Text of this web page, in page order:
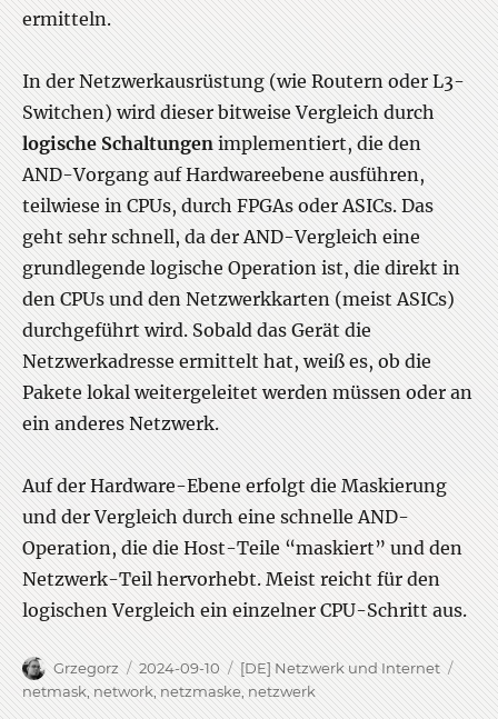
ermitteln.
In der Netzwerkausrüstung (wie Routern oder L3-
Switchen) wird dieser bitweise Vergleich durch
logische Schaltungenimplementiert, die den
AND-Vorgang auf Hardwareebene ausführen,
teilwiese in CPUs, durch FPGAs oder ASICs. Das
geht sehr schnell, da der AND-Vergleich eine
grundlegende logische Operation ist, die direkt in
den CPUs und den Netzwerkkarten (meist ASICs)
durchgeführt wird. Sobald das Gerät die
Netzwerkadresse ermittelt hat, weiß es, ob die
Pakete lokal weitergeleitet werden müssen oder an
ein anderes Netzwerk.
Auf der Hardware-Ebene erfolgt die Maskierung
und der Vergleich durch eine schnelle AND-
Operation, die die Host-Teile “maskiert” und den
Netzwerk-Teil hervorhebt. Meist reicht für den
logischen Vergleich ein einzelner CPU-Schritt aus.
Author
Grzegorz
Posted
on
2024-09-10 Categories
[DE] Netzwerk und Internet
netmask network netzmaske netzwerk